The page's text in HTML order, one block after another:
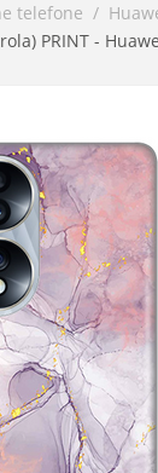
telefone /
PRINT -